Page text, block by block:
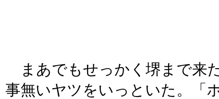
まあでもせっかく堺まで来
事無いヤツをいっといた。「